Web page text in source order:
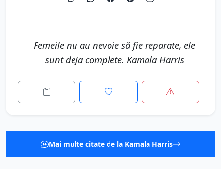
Femeile nu au nevoie să fie reparate, ele
sunt deja complete. Kamala Harris
Mai multe citate de la Kamala Harris